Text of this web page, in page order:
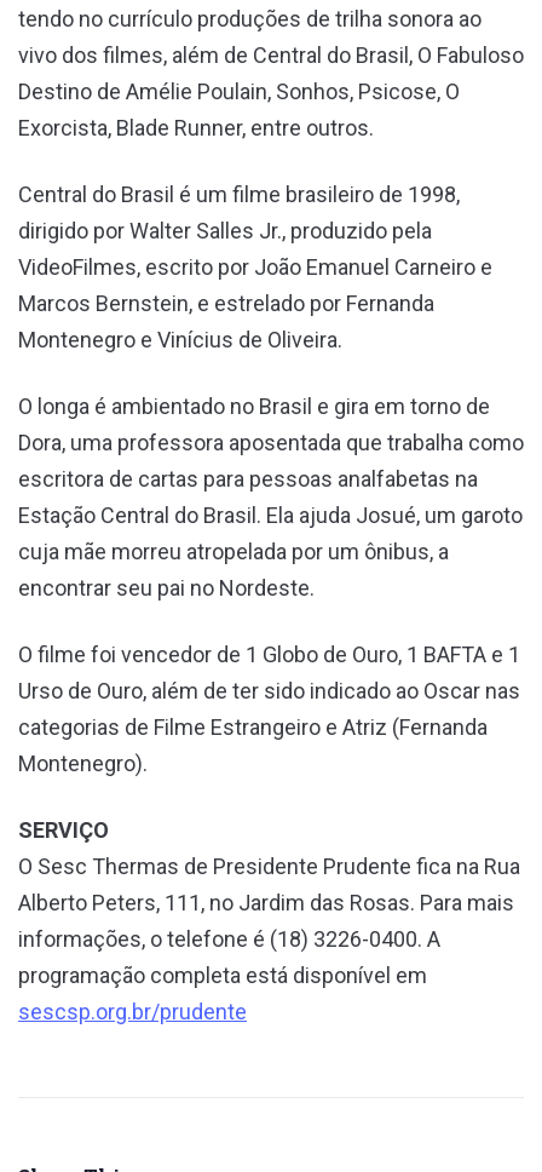
tendo no currículo produções de trilha sonora ao
vivo dos filmes, além de Central do Brasil, O Fabuloso
Destino de Amélie Poulain, Sonhos, Psicose, O
Exorcista, Blade Runner, entre outros.
Central do Brasil é um filme brasileiro de 1998,
dirigido por Walter Salles Jr., produzido pela
VideoFilmes, escrito por João Emanuel Carneiro e
Marcos Bernstein, e estrelado por Fernanda
Montenegro e Vinícius de Oliveira.
O longa é ambientado no Brasil e gira em torno de
Dora, uma professora aposentada que trabalha como
escritora de cartas para pessoas analfabetas na
Estação Central do Brasil. Ela ajuda Josué, um garoto
cuja mãe morreu atropelada por um ônibus, a
encontrar seu pai no Nordeste.
O filme foi vencedor de 1 Globo de Ouro, 1 BAFTA e 1
Urso de Ouro, além de ter sido indicado ao Oscar nas
categorias de Filme Estrangeiro e Atriz (Fernanda
Montenegro).
SERVIÇO
O Sesc Thermas de Presidente Prudente fica na Rua
Alberto Peters, 111, no Jardim das Rosas. Para mais
informações, o telefone é (18) 3226-0400. A
programação completa está disponível em
sescsp.org.br/prudente